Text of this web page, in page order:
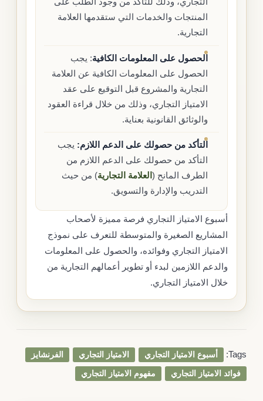
المنتجات والخدمات التي ستقدمها العلامة
التجارية.
الحصول على المعلومات الكافية: يجب
الحصول على المعلومات الكافية عن العلامة
التجارية والمشروع قبل التوقيع على عقد
الامتياز التجاري، وذلك من خلال قراءة العقود
والوثائق القانونية بعناية.
التأكد من حصولك على الدعم اللازم: يجب
التأكد من حصولك على الدعم اللازم من
الطرف المانح (العلامة التجارية) من حيث
التدريب والإدارة والتسويق.
أسبوع الامتياز التجاري فرصة مميزة لأصحاب
المشاريع الصغيرة والمتوسطة للتعرف على نموذج
الامتياز التجاري وفوائده، والحصول على المعلومات
والدعم اللازمين لبدء أو تطوير أعمالهم التجارية من
خلال الامتياز التجاري.
Tags: أسبوع الامتياز التجاري الامتياز التجاري
الفرنشايز
فوائد الامتياز التجاري
مفهوم الامتياز التجاري